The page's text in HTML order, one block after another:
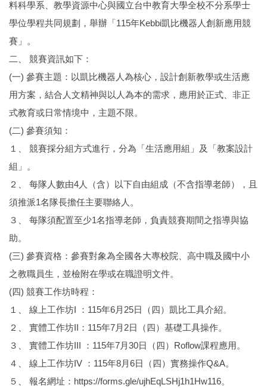
料科學系、教學資源中心與國立台中教育大學全校不分系學士
學位學程共同規劃，舉辦「115年Kebbi凱比機器人創新應用競
賽」。
二、 競賽資訊如下：
(一) 參賽主題：以凱比機器人為核心，設計創新教學或生活應
用方案，結合人文精神與以人為本的需求，應用於正式、非正
式教育或日常情境中，主題不限。
(二) 參賽須知：
１、 競賽採分組方式進行，分為「生活應用組」及「教案設計
組」。
２、 每隊人數由4人（含）以下自由組成（不含指導老師），且
須推派1名隊長擔任主要聯絡人。
３、 每隊須配置至少1名指導老師，負責競賽期間之指導與協
助。
(三) 參賽資格：參賽對象為全國各大專校院、高中職及國中小
之教職員生，並檢附在學或在職證明文件。
(四) 競賽工作坊時程：
１、 線上工作坊I ：115年6月25日（四）凱比工具介紹。
２、 實體工作坊II：115年7月2日（四）基礎工具操作。
３、 實體工作坊III ：115年7月30日（四）Roflow課程應用。
４、 線上工作坊IV ：115年8月6日（四）實務操作Q&A。
５、 報名網址：https://forms.gle/ujhEqLSHj1h1Hw116。